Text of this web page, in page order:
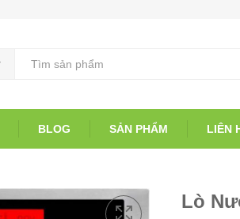
BLOG SẢN PHẨM LIÊN
Lò